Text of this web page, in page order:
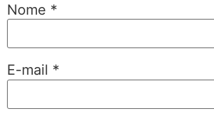
Nome *
E-mail *